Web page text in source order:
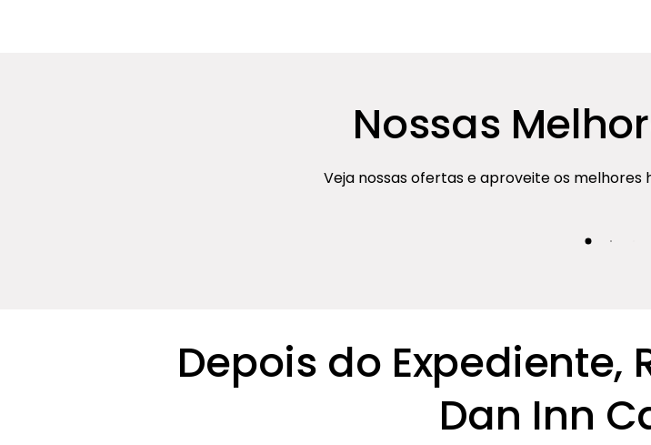
Nossas
Veja nossas ofertas e aproveite os melhores
Depois do Expediente,
Dan Inn